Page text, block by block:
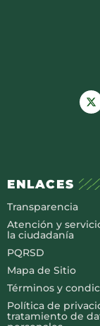
ENLACES
Transparencia
Atención y
la ciudadanía
PQRSD
Mapa de Sitio
Términos y
Política de
tratamiento de